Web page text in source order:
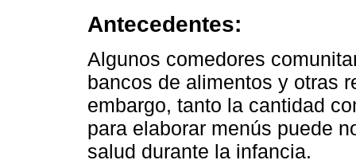
Antecedentes:
Algunos comedores
bancos de alimentos y otras
embargo, tanto la cantidad
para elaborar menús puede
salud durante la infancia.